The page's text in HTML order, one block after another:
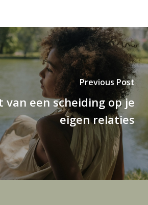
Previous Post
van een scheiding op je
eigen relaties